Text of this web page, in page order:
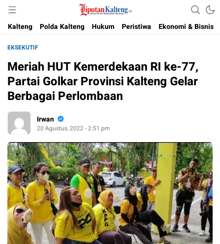
Liputan Kalteng
Akurat, Terpercaya & Independent
Kalteng
Polda Kalteng Hukum Peristiwa Ekonomi & Bisnis
EKSEKUTIF
Meriah HUT Kemerdekaan RI ke-77,
Partai Golkar Provinsi Kalteng Gelar
Berbagai Perlombaan
Irwan
20 Agustus, 2022 - 2:51 pm